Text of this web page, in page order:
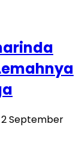
2 September